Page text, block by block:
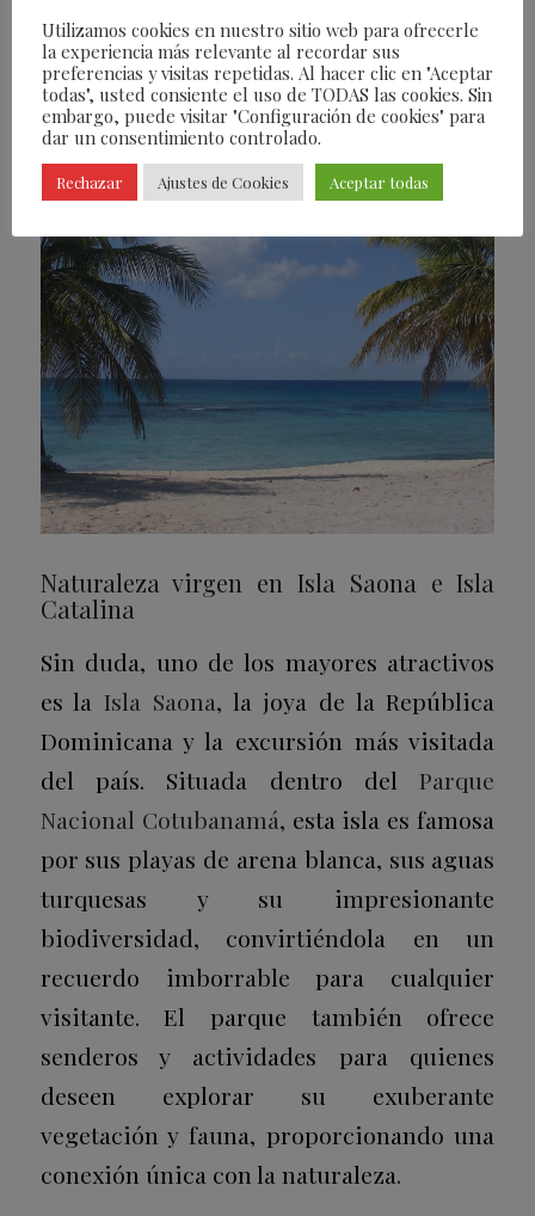
conociendo laverdadera República
Dominicana, su gente, su cultura y su rica
gastronomía, sin renunciar a la
comodidad de alojamientos de calidad.
Naturaleza virgen en Isla Saona e Isla
Catalina
Sin duda, uno de los mayores atractivos
es la Isla Saona, la joya de la República
Dominicana y la excursión más visitada
del país. Situada dentro del Parque
Nacional Cotubanamá, esta isla es famosa
por sus playas de arena blanca, sus aguas
turquesas y su impresionante
biodiversidad, convirtiéndola en un
recuerdo imborrable para cualquier
visitante. El parque también ofrece
senderos y actividades para quienes
deseen explorar su exuberante
vegetación y fauna, proporcionando una
conexión única con la naturaleza.
Utilizamos cookies en nuestro sitio web para ofrecerle
la experiencia más relevante al recordar sus
preferencias y visitas repetidas. Al hacer clic en "Aceptar
todas", usted consiente el uso de TODAS las cookies. Sin
embargo, puede visitar "Configuración de cookies" para
dar un consentimiento controlado.
Rechazar Ajustes de Cookies Aceptar todas